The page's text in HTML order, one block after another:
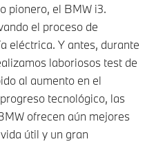
pionero, el BMW i3.
el proceso de
eléctrica. Y antes, durante
laboriosos test de
al aumento en el
tecnológico, las
ofrecen aún mejores
útil y un gran